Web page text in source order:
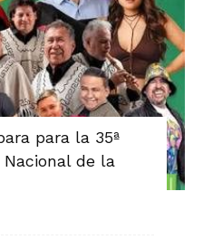
para la 35ª
de la